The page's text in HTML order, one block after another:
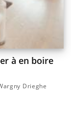
à en boire
Drieghe